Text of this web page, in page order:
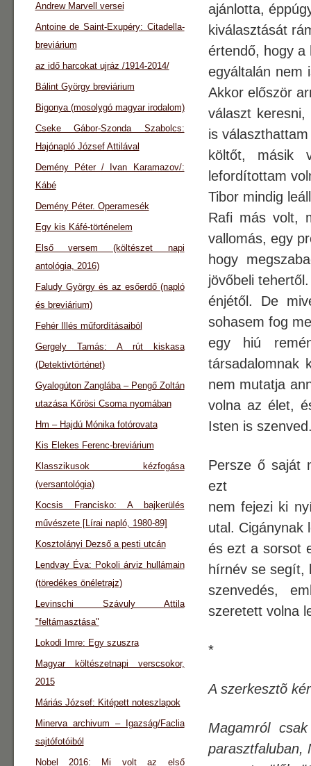
ajánlotta,
kiválasztását
értendő, hogy a
egyáltalán nem
Akkor először
választ
is
költőt, másik
lefordítottam
Tibor mindig
Rafi más volt,
vallomás, egy
hogy
jövőbeli
énjétől. De
sohasem fog
egy hiú
társadalomnak
nem mutatja
volna az élet,
Isten is
Persze ő saját
ezt
nem fejezi ki
utal. Cigánynak
és ezt a sorsot
hírnév se segít,
szenvedés,
szeretett volna
*
A szerkesztõ
Magamról
parasztfaluban,
Andrew Marvell versei
Antoine de Saint-Exupéry: Citadella-
breviárium
az idő harcokat ujráz /1914-2014/
Bálint György breviárium
Bigonya (mosolygó magyar irodalom)
Cseke Gábor-Szonda Szabolcs:
Hajónapló József Attilával
Demény Péter / Ivan Karamazov/:
Kábé
Demény Péter. Operamesék
Egy kis Káfé-történelem
Első versem (költészet napi
antológia, 2016)
Faludy György és az esőerdő (napló
és breviárium)
Fehér Illés műfordításaiból
Gergely Tamás: A rút kiskasa
(Detektivtörténet)
Gyalogúton Zanglába – Pengő Zoltán
utazása Kőrösi Csoma nyomában
Hm – Hajdú Mónika fotórovata
Kis Elekes Ferenc-breviárium
Klasszikusok kézfogása
(versantológia)
Kocsis Francisko: A bajkerülés
művészete [Lírai napló, 1980-89]
Kosztolányi Dezső a pesti utcán
Lendvay Éva: Pokoli árviz hullámain
(töredékes önéletrajz)
Levinschi Szávuly Attila
"feltámasztása"
Lokodi Imre: Egy szuszra
Magyar költészetnapi verscsokor,
2015
Máriás József: Kitépett noteszlapok
Minerva archivum – Igazság/Faclia
sajtófotóiból
Nobel 2016: Mi volt az első